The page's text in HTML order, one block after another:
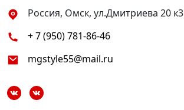
Россия, Омск, ул.Дмитриева 20 к3
+ 7 (950) 781-86-46
mgstyle55@mail.ru